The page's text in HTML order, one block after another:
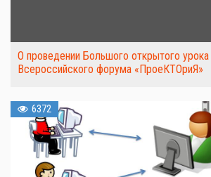
О проведении Большого открытого
Всероссийского форума «ПроеКТОриЯ»
6372